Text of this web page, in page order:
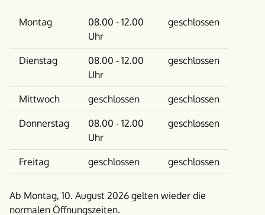
Wochentag Vormittag Nachmittag
Montag
08.00 - 12.00
Uhr
geschlossen
Dienstag
08.00 - 12.00
Uhr
geschlossen
Mittwoch geschlossen geschlossen
Donnerstag
08.00 - 12.00
Uhr
geschlossen
Freitag geschlossen geschlossen
Ab Montag, 10. August 2026 gelten wieder die
normalen Öffnungszeiten.